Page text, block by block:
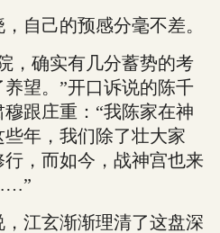
己的预感分毫不差。
确实有几分蓄势的考
望。”开口诉说的陈千
跟庄重：“我陈家在神
年，我们除了壮大家
，而如今，战神宫也来
江玄渐渐理清了这盘深